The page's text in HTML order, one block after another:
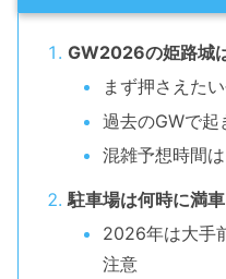
GW2026の姫路城
まず押さえた
過去のGWで起
混雑予想時間は
駐車場は何時に満
2026年は大手
注意